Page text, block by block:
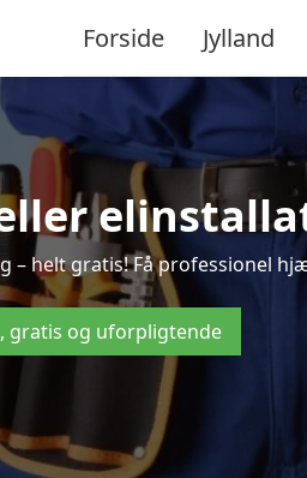
Forside Jylland
helt gratis! Få professionel
gratis og uforpligtende